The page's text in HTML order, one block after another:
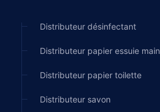
Distributeur désinfectant
Distributeur papier essuie main
Distributeur papier toilette
Distributeur savon